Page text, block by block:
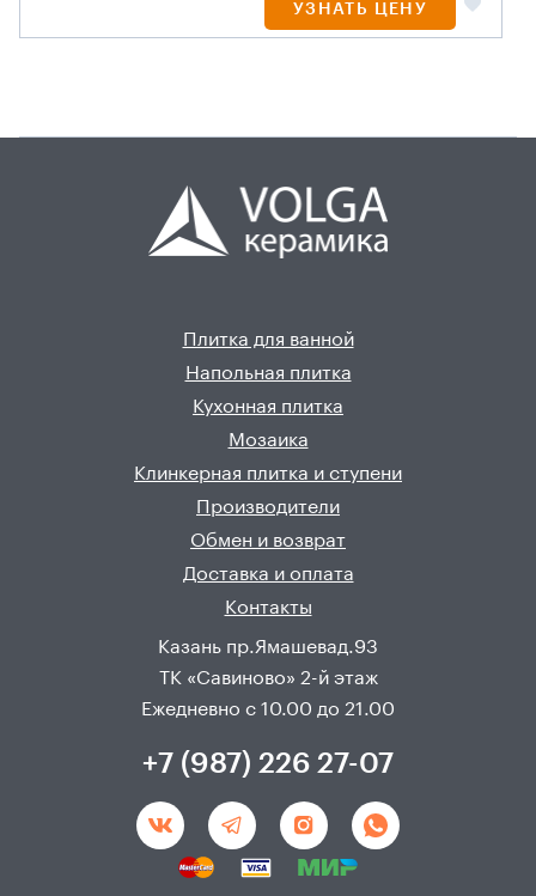
УЗНАТЬ ЦЕНУ
Плитка для ванной
Напольная плитка
Кухонная плитка
Мозаика
Клинкерная плитка и ступени
Производители
Обмен и возврат
Доставка и оплата
Контакты
Казань пр.Ямашевад.93
ТК «Савиново» 2-й этаж
Ежедневно с 10.00 до 21.00
+7 (987) 226 27-07